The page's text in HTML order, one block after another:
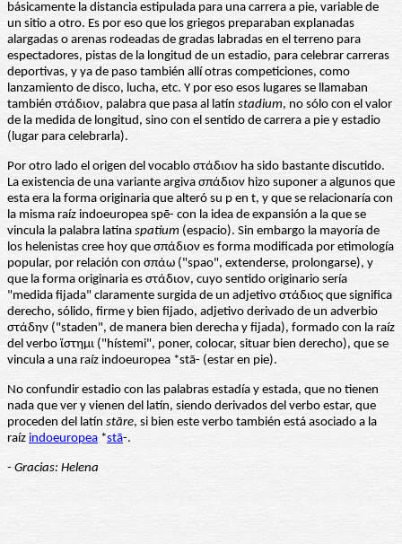
básicamente la distancia estipulada para una carrera a pie, variable de
un sitio a otro. Es por eso que los griegos preparaban explanadas
alargadas o arenas rodeadas de gradas labradas en el terreno para
espectadores, pistas de la longitud de un estadio, para celebrar carreras
deportivas, y ya de paso también allí otras competiciones, como
lanzamiento de disco, lucha, etc. Y por eso esos lugares se llamaban
también στάδιον, palabra que pasa al latín stadium, no sólo con el valor
de la medida de longitud, sino con el sentido de carrera a pie y estadio
(lugar para celebrarla).
Por otro lado el origen del vocablo στάδιον ha sido bastante discutido.
La existencia de una variante argiva σπάδιον hizo suponer a algunos que
esta era la forma originaria que alteró su p en t, y que se relacionaría con
la misma raíz indoeuropea spē- con la idea de expansión a la que se
vincula la palabra latina spatium (espacio). Sin embargo la mayoría de
los helenistas cree hoy que σπάδιον es forma modificada por etimología
popular, por relación con σπάω ("spao", extenderse, prolongarse), y
que la forma originaria es στάδιον, cuyo sentido originario sería
"medida fijada" claramente surgida de un adjetivo στάδιος que significa
derecho, sólido, firme y bien fijado, adjetivo derivado de un adverbio
στάδην ("staden", de manera bien derecha y fijada), formado con la raíz
del verbo ἵστημι ("hístemi", poner, colocar, situar bien derecho), que se
vincula a una raíz indoeuropea *stā- (estar en pie).
No confundir estadio con las palabras estadía y estada, que no tienen
nada que ver y vienen del latín, siendo derivados del verbo estar, que
proceden del latín stāre, si bien este verbo también está asociado a la
raíz indoeuropea *stā-.
- Gracias: Helena